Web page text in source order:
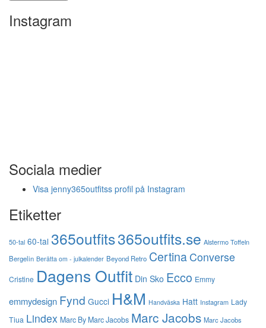
Instagram
Sociala medier
Visa jenny365outfitss profil på Instagram
Etiketter
50-tal 60-tal 365outfits365outfits.se Alstermo Toffeln
Bergelin Berätta om - julkalender Beyond Retro CertinaConverse
Cristine Dagens Outfit Din Sko Ecco Emmy
emmydesign Fynd Gucci H&M Handväska Hatt Instagram Lady
Tiua Lindex Marc By Marc Jacobs Marc Jacobs Marc Jacobs